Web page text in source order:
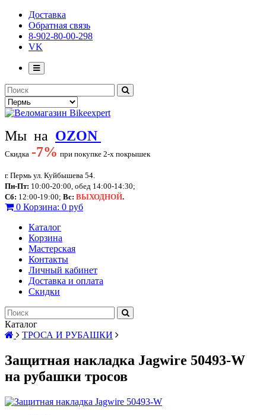
Доставка
Обратная связь
8-902-80-00-298
VK
Мы на OZON
Скидка -7% при покупке 2-х покрышек
г. Пермь ул. Куйбышева 54.
Пн-Пт: 10:00-20:00, обед 14:00-14:30;
Сб: 12:00-19:00; Вс: ВЫХОДНОЙ.
0 Корзина: 0 руб
Каталог
Корзина
Мастерская
Контакты
Личный кабинет
Доставка и оплата
Скидки
Каталог
ТРОСА И РУБАШКИ
Защитная накладка Jagwire 50493-W
на рубашки тросов